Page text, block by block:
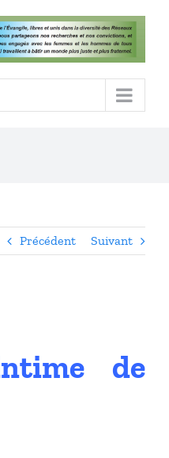
Précédent Suivant
de